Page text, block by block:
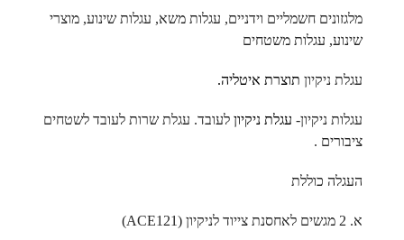
מלגזונים חשמליים וידניים, עגלות משא, עגלות שינוע, מוצרי
שינוע, עגלות משטחים
עגלת ניקיון תוצרת איטליה.
עגלות ניקיון- עגלת ניקיוןלעובד. עגלת שרות לעובד לשטחים
ציבורים .
העגלה כוללת
א. 2 מגשים לאחסנת צייוד לניקיון (ACE121)